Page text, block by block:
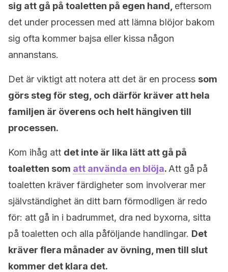
sig att gå på toaletten på egen hand, eftersom
det under processen med att lämna blöjor bakom
sig ofta kommer bajsa eller kissa någon
annanstans.
Det är viktigt att notera att det är en process som
görs steg för steg, och därför kräver att hela
familjen är överens och helt hängiven till
processen.
Kom ihåg att det inte är lika lätt att gå på
toaletten som att använda en blöja. Att gå på
toaletten kräver färdigheter som involverar mer
självständighet än ditt barn förmodligen är redo
för: att gå in i badrummet, dra ned byxorna, sitta
på toaletten och alla påföljande handlingar. Det
kräver flera månader av övning, men till slut
kommer det klara det.